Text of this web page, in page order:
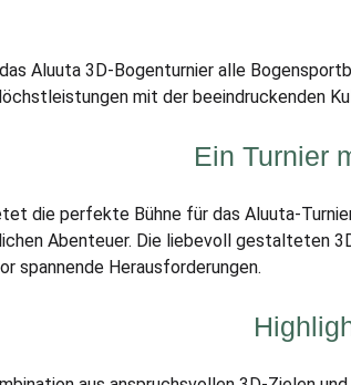
Aluuta 3D-Bogenturnier alle
mit der beeindruckenden
Ein Turnier
die perfekte Bühne für das Aluuta-
Abenteuer. Die liebevoll gestalteten
spannende Herausforderungen.